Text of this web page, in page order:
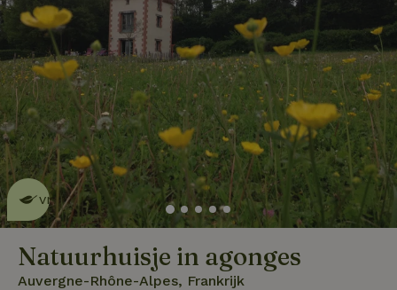
Dit natuurhuisje is eco-
vriendelijk lees meer
Natuurhuisje in agonges
Auvergne-Rhône-Alpes, Frankrijk